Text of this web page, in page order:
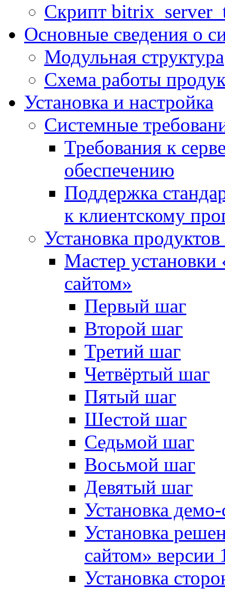
Скрипт
Основные сведения о
Модульная структура
Схема работы
Установка и настройка
Системные
Требования к
обеспечению
Поддержка
к клиентскому
Установка
Мастер
сайтом»
Первый шаг
Второй шаг
Третий шаг
Четвёртый шаг
Пятый шаг
Шестой шаг
Седьмой шаг
Восьмой шаг
Девятый шаг
Установка
Установка
сайтом»
Установка